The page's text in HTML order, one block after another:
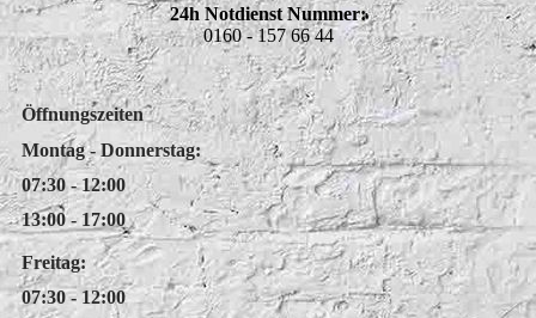
24h Notdienst Nummer:
0160 - 157 66 44
Öffnungszeiten
Montag - Donnerstag:
07:30 - 12:00
13:00 - 17:00
Freitag:
07:30 - 12:00